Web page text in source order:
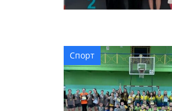
Спорт